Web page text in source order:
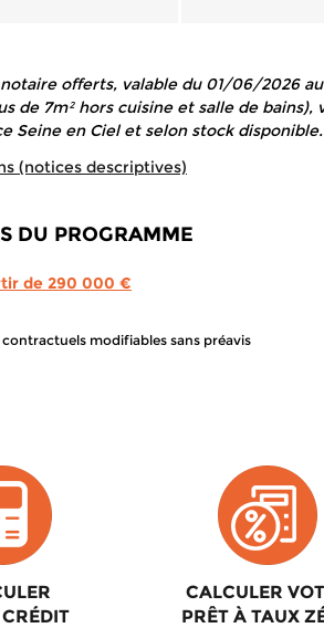
offerts, valable du 01/06/2026
de 7m² hors cuisine et salle de
Seine en Ciel et selon stock disponible.
(notices descriptives)
DU PROGRAMME
de 290 000 €
modifiables sans préavis
CALCULER
PRÊT À TAUX